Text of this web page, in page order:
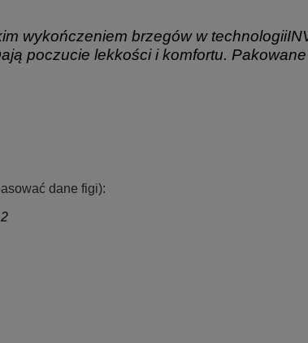
wykończeniem brzegów w technologii
poczucie lekkości i komfortu.
dane figi):